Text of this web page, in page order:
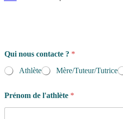
Qui nous contacte ? *
Athlète
Mère/Tuteur/Tutrice
Prénom de l'athlète *